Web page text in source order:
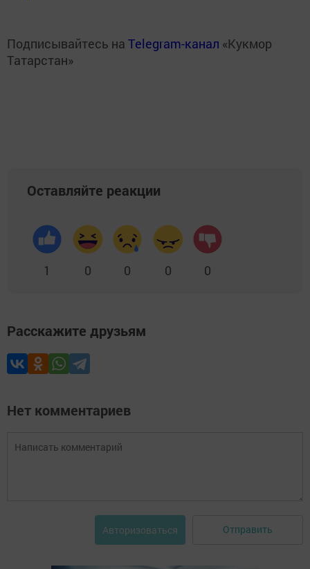
Подписывайтесь на Telegram-канал «Кукмор
Татарстан»
Оставляйте реакции
1 0 0 0 0
Расскажите друзьям
Нет комментариев
Авторизоваться Отправить